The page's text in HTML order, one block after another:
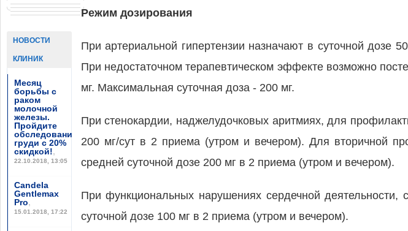
НОВОСТИ
КЛИНИК
Месяц
борьбы с
раком
молочной
железы.
Пройдите
обследование
груди с 20%
скидкой!,
22.10.2018, 13:05
Candela
Gentlemax
Pro,
15.01.2018, 17:22
Режим дозирования
При артериальной гипертензии назначают в суточной дозе
При недостаточном терапевтическом эффекте возможно
мг. Максимальная суточная доза - 200 мг.
При стенокардии, наджелудочковых аритмиях, для
200 мг/сут в 2 приема (утром и вечером). Для вторичной
средней суточной дозе 200 мг в 2 приема (утром и вечером).
При функциональных нарушениях сердечной
суточной дозе 100 мг в 2 приема (утром и вечером).